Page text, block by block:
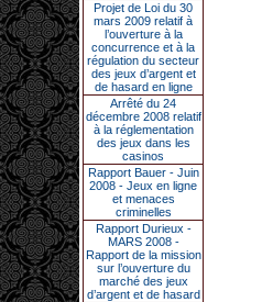
Projet de Loi du 30
mars 2009 relatif à
l’ouverture à la
concurrence et à la
régulation du secteur
des jeux d’argent et
de hasard en ligne
Arrêté du 24
décembre 2008 relatif
à la réglementation
des jeux dans les
casinos
Rapport Bauer - Juin
2008 - Jeux en ligne
et menaces
criminelles
Rapport Durieux -
MARS 2008 -
Rapport de la mission
sur l’ouverture du
marché des jeux
d’argent et de hasard